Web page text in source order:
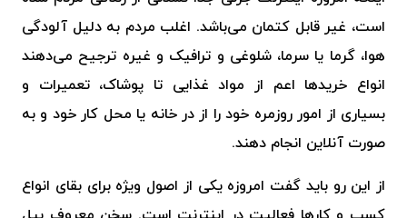
است، غیر قابل کتمان می‌باشد. اغلب مردم به دلیل آلودگی
هوا، گرما یا سرما، شلوغی و ترافیک و غیره ترجیح می‌دهند
انواع خریدها اعم از مواد غذایی تا پوشاک، تعمیرات و
بسیاری از امور روزمره خود را از در خانه یا محل کار خود و به
صورت آنلاین انجام دهند.
از این رو باید گفت امروزه یکی از اصول ویژه برای بقای انواع